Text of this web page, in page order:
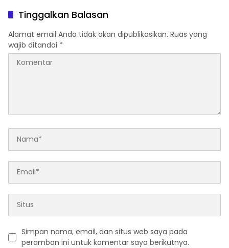
Tinggalkan Balasan
Alamat email Anda tidak akan dipublikasikan. Ruas yang
wajib ditandai *
Simpan nama, email, dan situs web saya pada
peramban ini untuk komentar saya berikutnya.